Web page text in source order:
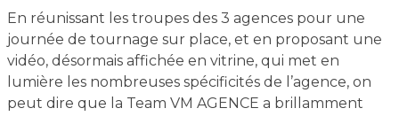
En réunissant les troupes des 3 agences pour une
journée de tournage sur place, et en proposant une
vidéo, désormais affichée en vitrine, qui met en
lumière les nombreuses spécificités de l’agence, on
peut dire que la Team VM AGENCE a brillamment